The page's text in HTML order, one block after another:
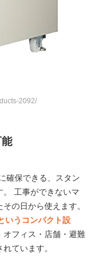
2092/
能
確保できる、スタン
。 工事ができないマ
の日から使えます。
いうコンパクト設
オフィス・店舗・避難
ています。